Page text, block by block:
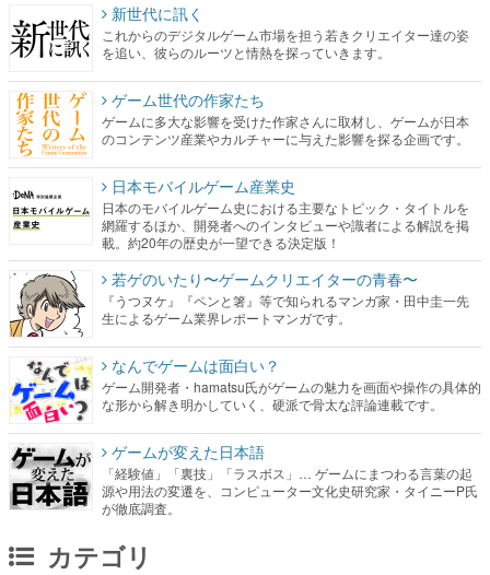
新世代に訊く
これからのデジタルゲーム市場を担う若きクリエイター達の姿
を追い、彼らのルーツと情熱を探っていきます。
ゲーム世代の作家たち
ゲームに多大な影響を受けた作家さんに取材し、ゲームが日本
のコンテンツ産業やカルチャーに与えた影響を探る企画です。
日本モバイルゲーム産業史
日本のモバイルゲーム史における主要なトピック・タイトルを
網羅するほか、開発者へのインタビューや識者による解説を掲
載。約20年の歴史が一望できる決定版！
若ゲのいたり〜ゲームクリエイターの青春〜
『うつヌケ』『ペンと箸』等で知られるマンガ家・田中圭一先
生によるゲーム業界レポートマンガです。
なんでゲームは面白い？
ゲーム開発者・hamatsu氏がゲームの魅力を画面や操作の具体的
な形から解き明かしていく、硬派で骨太な評論連載です。
ゲームが変えた日本語
「経験値」「裏技」「ラスボス」… ゲームにまつわる言葉の起
源や用法の変遷を、コンピューター文化史研究家・タイニーP氏
が徹底調査。
カテゴリ